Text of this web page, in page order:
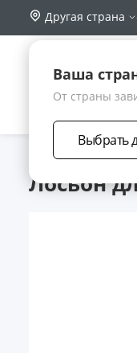
Другая страна
Ваша
От страны
Выбрать
Главная
Лосьон